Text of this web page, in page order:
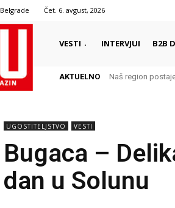
Belgrade Čet. 6. avgust, 2026
VESTI INTERVJUI B2B
AKTUELNO Benefiti za
Naš region
UGOSTITELJSTVO VESTI
Bugaca –
dan u Solunu